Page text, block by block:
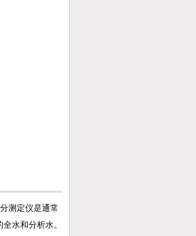
测定仪是通常
水和分析水。